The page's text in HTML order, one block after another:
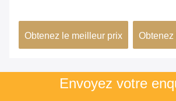
classe 1 utilisé pour
centrale thermique
Obtenez le meilleur prix
avec
Envoyez votre